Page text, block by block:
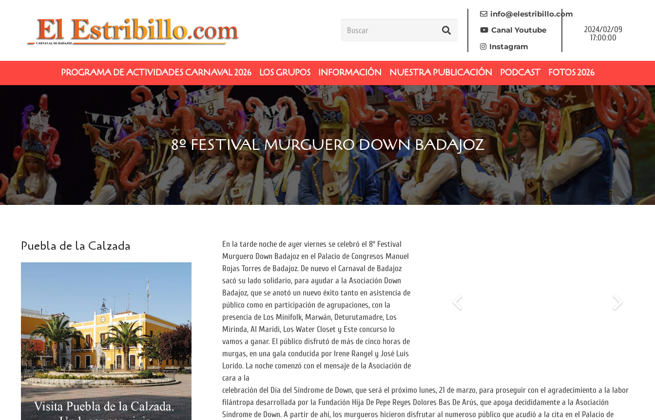
info@elestribillo.com
Canal Youtube
Instagram
2024/02/09
17:00:00
PROGRAMA DE ACTIVIDADES CARNAVAL 2026 LOS GRUPOS INFORMACIÓN NUESTRA PUBLICACIÓN PODCAST FOTOS 2026
8º FESTIVAL MURGUERO DOWN BADAJOZ
En la tarde noche de ayer viernes se celebró el 8º Festival
Murguero Down Badajoz en el Palacio de Congresos Manuel
Rojas Torres de Badajoz. De nuevo el Carnaval de Badajoz
sacó su lado solidario, para ayudar a la Asociación Down
Badajoz, que se anotó un nuevo éxito tanto en asistencia de
público como en participación de agrupaciones, con la
presencia de Los Minifolk, Marwán, Deturutamadre, Los
Mirinda, Al Maridi, Los Water Closet y Este concurso lo
vamos a ganar. El público disfrutó de más de cinco horas de
murgas, en una gala conducida por Irene Rangel y José Luis
Lorido. La noche comenzó con el mensaje de la Asociación de
cara a la
celebración del Día del Síndrome de Down, que será el próximo lunes, 21 de marzo, para proseguir con el agradecimiento a la labor
filántropa desarrollada por la Fundación Hija De Pepe Reyes Dolores Bas De Arús, que apoya decididamente a la Asociación
Síndrome de Down. A partir de ahí, los murgueros hicieron disfrutar al numeroso público que acudió a la cita en el Palacio de
Puebla de la Calzada